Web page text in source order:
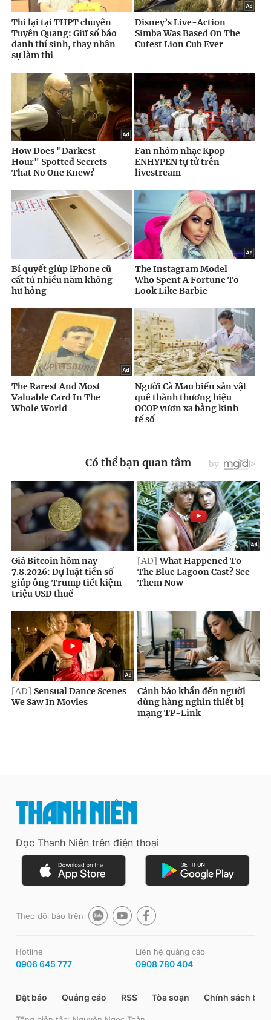
Đọc Thanh Niên trên điện thoại
Theo dõi báo trên
Hotline
0906 645 777
Liên hệ quảng cáo
0908 780 404
Đặt báo Quảng cáo RSS Tòa soạn Chính sách bảo